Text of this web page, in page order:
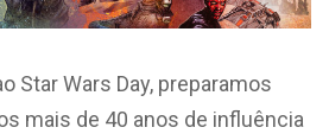
Star Wars Day, preparamos
mais de 40 anos de influência